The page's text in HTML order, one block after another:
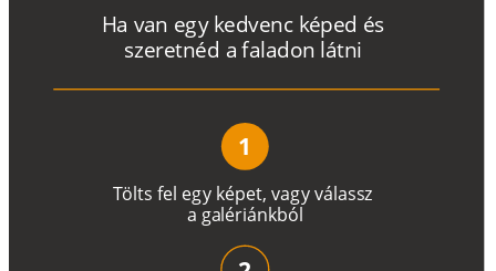
Tölts fel egy képet, vagyválassz
a galériánkból
Ha van egy kedvenc képed és
szeretnéd a faladon látni
1